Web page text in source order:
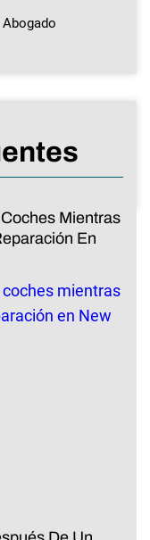
Mientras
En